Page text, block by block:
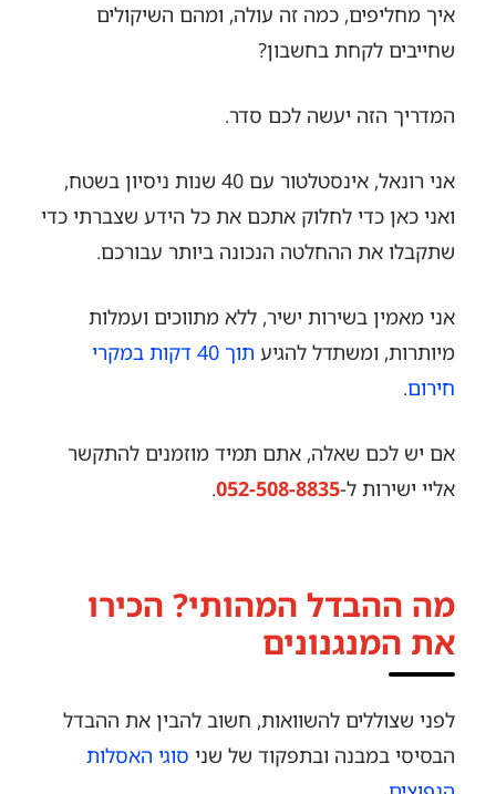
איך מחליפים, כמה זה עולה, ומהם השיקולים
שחייבים לקחת בחשבון?
המדריך הזה יעשה לכם סדר.
אני רונאל, אינסטלטור עם 40 שנות ניסיון בשטח,
ואני כאן כדי לחלוק אתכם את כל הידע שצברתי כדי
שתקבלו את ההחלטה הנכונה ביותר עבורכם.
אני מאמין בשירות ישיר, ללא מתווכים ועמלות
מיותרות, ומשתדל להגיע
תוך 40 דקות במקרי
חירום.
אם יש לכם שאלה, אתם תמיד מוזמנים להתקשר
אליי ישירות ל-052-508-8835
.
מה ההבדל המהותי? הכירו
את המנגנונים
לפני שצוללים להשוואות, חשוב להבין את ההבדל
הבסיסי במבנה ובתפקוד של שני סוגי האסלות